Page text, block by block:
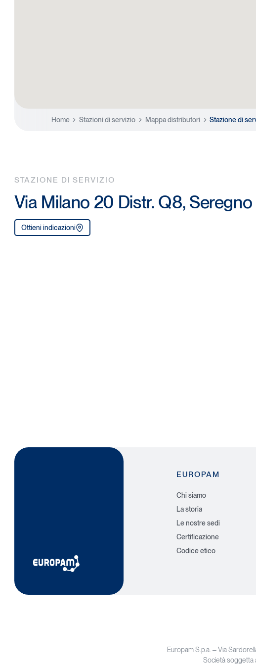
Home Stazioni di servizio Mappa distributori Stazione di
STAZIONE DI SERVIZIO
Via Milano 20 Distr. Q8,
Ottieni indicazioni
EUROPAM
Chi siamo
La storia
Le nostre sedi
Certificazione
Codice etico
Europam S.p.a. – Via
Società soggetta